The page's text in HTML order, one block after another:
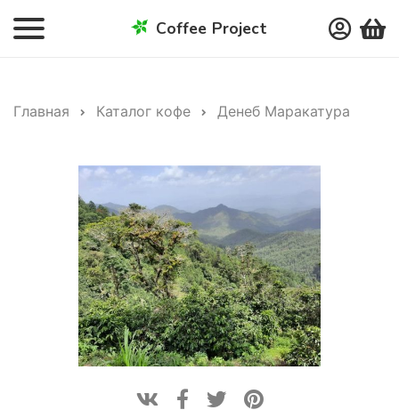
Coffee Project
Главная Каталог кофе Денеб Маракатура